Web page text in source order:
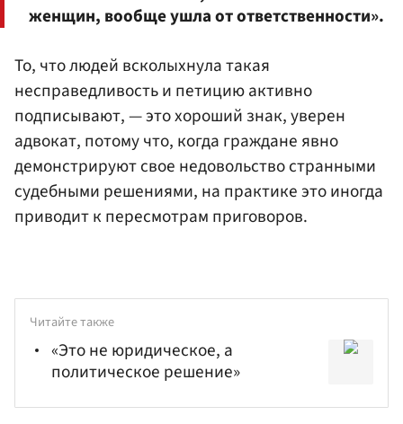
женщин, вообще ушла от ответственности».
То, что людей всколыхнула такая
несправедливость и петицию активно
подписывают, — это хороший знак, уверен
адвокат, потому что, когда граждане явно
демонстрируют свое недовольство странными
судебными решениями, на практике это иногда
приводит к пересмотрам приговоров.
Читайте также
«Это не юридическое, а
политическое решение»